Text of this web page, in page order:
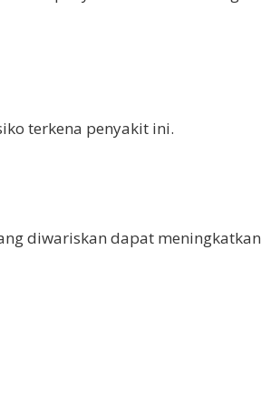
terkena penyakit ini.
diwariskan dapat meningkatkan